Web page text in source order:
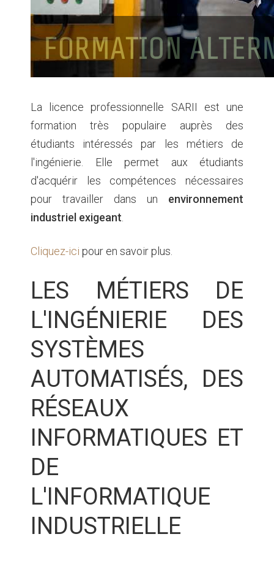
La licence professionnelle SARII est une
formation très populaire auprès des
étudiants intéressés par les métiers de
l'ingénierie. Elle permet aux étudiants
d'acquérir les compétences nécessaires
pour travailler dans un environnement
industriel exigeant
Cliquez-ici pour en savoir plus.
LES MÉTIERS DE
L'INGÉNIERIE DES
SYSTÈMES
AUTOMATISÉS, DES
RÉSEAUX
INFORMATIQUES ET
DE
L'INFORMATIQUE
INDUSTRIELLE